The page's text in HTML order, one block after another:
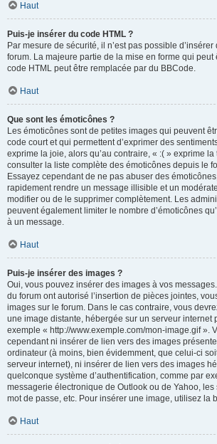
Haut
Puis-je insérer du code HTML ?
Par mesure de sécurité, il n’est pas possible
forum. La majeure partie de la mise en forme qui peut
code HTML peut être remplacée par du BBCode.
Haut
Que sont les émoticônes ?
Les émoticônes sont de petites images qui peuvent
code court et qui permettent d’exprimer des
exprime la joie, alors qu’au contraire, « :( » exprime
consulter la liste complète des émoticônes depuis le
Essayez cependant de ne pas abuser des
rapidement rendre un message illisible et un
modifier ou de le supprimer complètement. Les
peuvent également limiter le nombre d’émoticônes
à un message.
Haut
Puis-je insérer des images ?
Oui, vous pouvez insérer des images à vos
du forum ont autorisé l’insertion de pièces jointes,
images sur le forum. Dans le cas contraire, vous
une image distante, hébergée sur un serveur internet
exemple « http://www.exemple.com/mon-image.gif ».
cependant ni insérer de lien vers des images
ordinateur (à moins, bien évidemment, que celui-ci
serveur internet), ni insérer de lien vers des images
quelconque système d’authentification, comme par
messagerie électronique de Outlook ou de Yahoo, les
mot de passe, etc. Pour insérer une image, utilisez la
Haut